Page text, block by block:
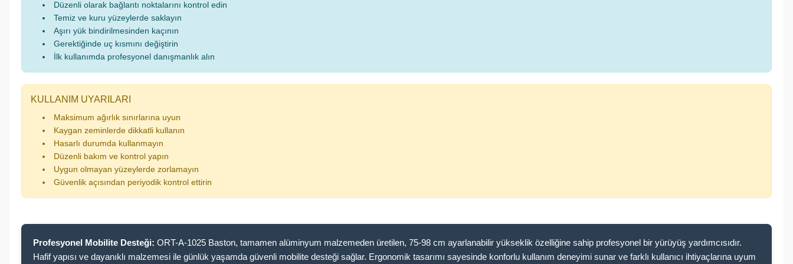
Düzenli olarak bağlantı noktalarını kontrol edin
Temiz ve kuru yüzeylerde saklayın
Aşırı yük bindirilmesinden kaçının
Gerektiğinde uç kısmını değiştirin
İlk kullanımda profesyonel danışmanlık alın
KULLANIM UYARILARI
Maksimum ağırlık sınırlarına uyun
Kaygan zeminlerde dikkatli kullanın
Hasarlı durumda kullanmayın
Düzenli bakım ve kontrol yapın
Uygun olmayan yüzeylerde zorlamayın
Güvenlik açısından periyodik kontrol ettirin
Profesyonel Mobilite Desteği: ORT-A-1025 Baston, tamamen alüminyum malzemeden üretilen, 75-98 cm ayarlanabilir yükseklik özelliğine sahip profesyonel bir yürüyüş yardımcısıdır.
Hafif yapısı ve dayanıklı malzemesi ile günlük yaşamda güvenli mobilite desteği sağlar. Ergonomik tasarımı sayesinde konforlu kullanım deneyimi sunar ve farklı kullanıcı ihtiyaçlarına uyum